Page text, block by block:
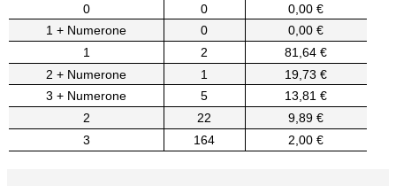
0
0
0,00 €
1 + Numerone
0
0,00 €
1
2
81,64 €
2 + Numerone
1
19,73 €
3 + Numerone
5
13,81 €
2
22
9,89 €
3
164 2,00 €